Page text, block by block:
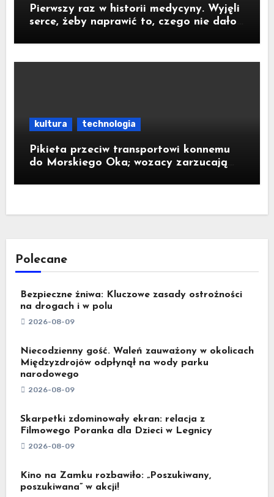
Pierwszy raz w historii medycyny. Wyjęli
serce, żeby naprawić to, czego nie dało
kultura technologia
Pikieta przeciw transportowi konnemu
do Morskiego Oka; wozacy zarzucają
Polecane
Bezpieczne żniwa: Kluczowe zasady ostrożności
na drogach i w polu
2026-08-09
Niecodzienny gość. Waleń zauważony w okolicach
Międzyzdrojów odpłynął na wody parku
narodowego
2026-08-09
Skarpetki zdominowały ekran: relacja z
Filmowego Poranka dla Dzieci w Legnicy
2026-08-09
Kino na Zamku rozbawiło: „Poszukiwany,
poszukiwana” w akcji!